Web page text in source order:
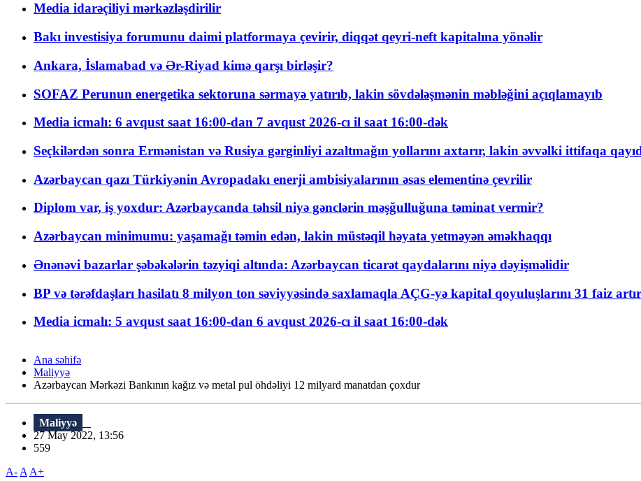
Media idarəçiliyi mərkəzləşdirilir
Bakı investisiya forumunu daimi platformaya çevirir, diqqət qeyri-neft kapitalına yönəlir
Ankara, İslamabad və Ər-Riyad kimə qarşı birləşir?
SOFAZ Perunun energetika sektoruna sərmayə yatırıb, lakin sövdələşmənin məbləğini açıqlamayıb
Media icmalı: 6 avqust saat 16:00-dan 7 avqust 2026-cı il saat 16:00-dək
Seçkilərdən sonra Ermənistan və Rusiya gərginliyi azaltmağın yollarını axtarır, lakin əvvəlki ittifaqa
Azərbaycan qazı Türkiyənin Avropadakı enerji ambisiyalarının əsas elementinə çevrilir
Diplom var, iş yoxdur: Azərbaycanda təhsil niyə gənclərin məşğulluğuna təminat vermir?
Azərbaycan minimumu: yaşamağı təmin edən, lakin müstəqil həyata yetməyən əməkhaqqı
Ənənəvi bazarlar şəbəkələrin təzyiqi altında: Azərbaycan ticarət qaydalarını niyə dəyişməlidir
BP və tərəfdaşları hasilatı 8 milyon ton səviyyəsində saxlamaqla AÇG-yə kapital qoyuluşlarını 31 faiz
Media icmalı: 5 avqust saat 16:00-dan 6 avqust 2026-cı il saat 16:00-dək
Ana səhifə
Maliyyə
Azərbaycan Mərkəzi Bankının kağız və metal pul öhdəliyi 12 milyard manatdan çoxdur
Maliyyə
27 May 2022, 13:56
559
A- A A+